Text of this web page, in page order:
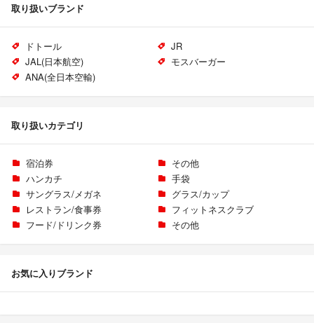
取り扱いブランド
ドトール
JR
JAL(日本航空)
モスバーガー
ANA(全日本空輸)
取り扱いカテゴリ
宿泊券
その他
ハンカチ
手袋
サングラス/メガネ
グラス/カップ
レストラン/食事券
フィットネスクラブ
フード/ドリンク券
その他
お気に入りブランド